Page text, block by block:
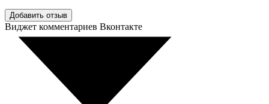
Добавить отзыв
Виджет комментариев Вконтакте